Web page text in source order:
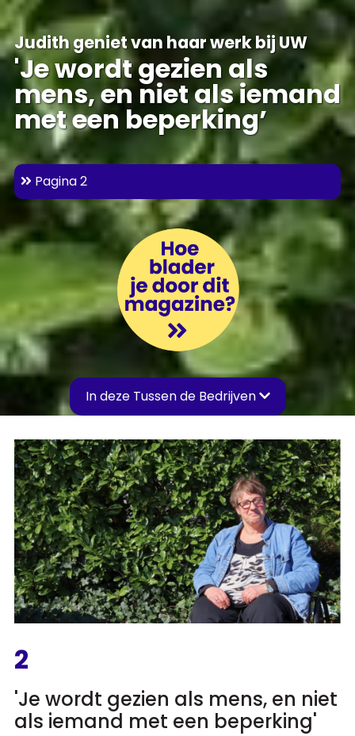
Judith geniet van haar werk bij UW
'Je wordt gezien als
mens, en niet als iemand
met een beperking’
Pagina 2
In deze Tussen de Bedrijven
2
'Je wordt gezien als mens, en niet
als iemand met een beperking'